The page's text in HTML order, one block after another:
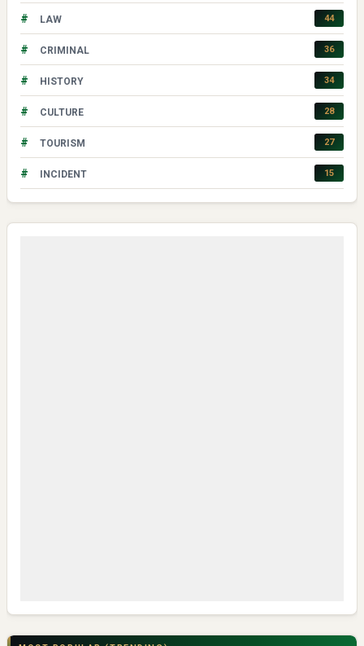
# LAW 44
# CRIMINAL 36
# HISTORY 34
# CULTURE 28
# TOURISM 27
# INCIDENT 15